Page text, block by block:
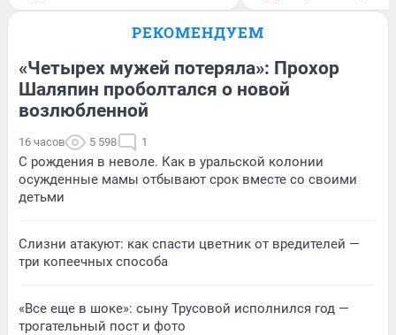
РЕКОМЕНДУЕМ
«Четырех мужей потеряла»: Прохор
Шаляпин проболтался о новой
возлюбленной
16 часов 5 598 1
С рождения в неволе. Как в уральской колонии
осужденные мамы отбывают срок вместе со своими
детьми
Слизни атакуют: как спасти цветник от вредителей —
три копеечных способа
«Все еще в шоке»: сыну Трусовой исполнился год —
трогательный пост и фото